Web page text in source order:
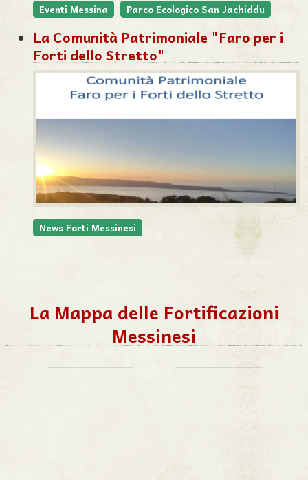
Eventi Messina Parco Ecologico San Jachiddu
La Comunità Patrimoniale "Faro per i
Forti dello Stretto"
News Forti Messinesi
La Mappa delle Fortificazioni
Messinesi